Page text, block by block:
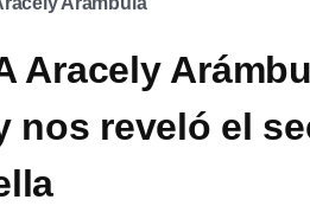
Aracely
nos reveló el